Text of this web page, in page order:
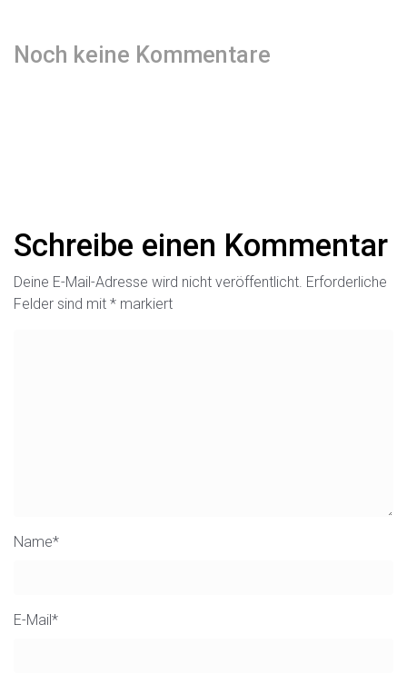
Noch keine Kommentare
Schreibe einen Kommentar
Deine E-Mail-Adresse wird nicht veröffentlicht. Erforderliche
Felder sind mit * markiert
Name*
E-Mail*